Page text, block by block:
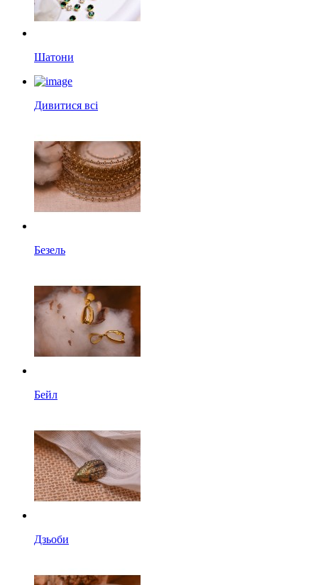
Шатони
Дивитися всі
Безель
Бейл
Дзьоби